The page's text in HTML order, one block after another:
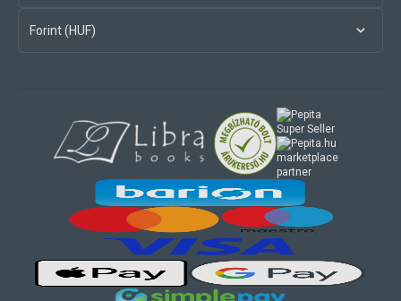
Forint (HUF)
marketplace
partner